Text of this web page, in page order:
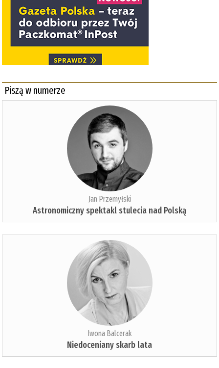
Piszą w numerze
Jan Przemyłski
Astronomiczny spektakl stulecia nad Polską
Iwona Balcerak
Niedoceniany skarb lata